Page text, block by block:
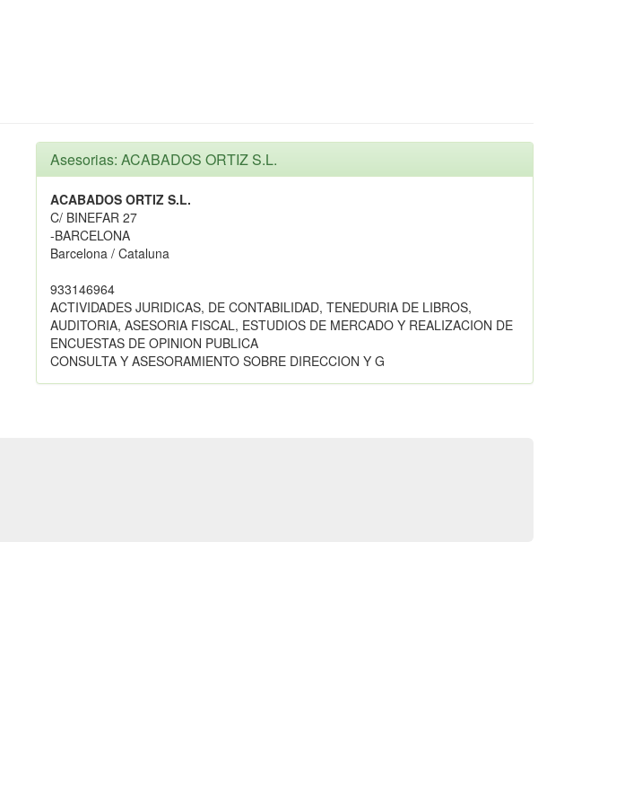
Asesorias: ACABADOS ORTIZ S.L.
ACABADOS ORTIZ S.L.
C/ BINEFAR 27
-BARCELONA
Barcelona / Cataluna
933146964
ACTIVIDADES JURIDICAS, DE CONTABILIDAD, TENEDURIA DE LIBROS,
AUDITORIA, ASESORIA FISCAL, ESTUDIOS DE MERCADO Y REALIZACION DE
ENCUESTAS DE OPINION PUBLICA
CONSULTA Y ASESORAMIENTO SOBRE DIRECCION Y G